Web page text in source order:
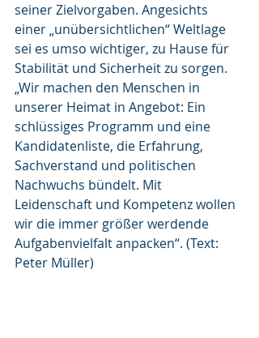
seiner Zielvorgaben. Angesichts
einer „unübersichtlichen“ Weltlage
sei es umso wichtiger, zu Hause für
Stabilität und Sicherheit zu sorgen.
„Wir machen den Menschen in
unserer Heimat in Angebot: Ein
schlüssiges Programm und eine
Kandidatenliste, die Erfahrung,
Sachverstand und politischen
Nachwuchs bündelt. Mit
Leidenschaft und Kompetenz wollen
wir die immer größer werdende
Aufgabenvielfalt anpacken“. (Text:
Peter Müller)